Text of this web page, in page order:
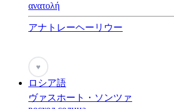
ανατολή
アナトレーヘーリウー
♥
ロシア語
ヴァスホート・ソンツァ